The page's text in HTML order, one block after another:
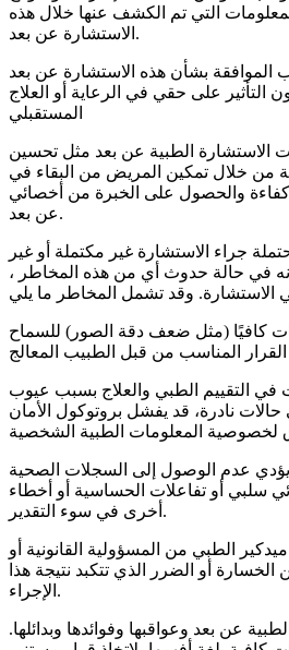
التي تم الكشف عنها خلال هذه
الاستشارة عن بعد.
بشأن هذه الاستشارة عن بعد
على حقي في الرعاية أو العلاج
المستقبلي
الاستشارة الطبية عن بعد مثل تحسين
من خلال تمكين المريض من البقاء في
كفاءة والحصول على الخبرة من أخصائي
عن بعد.
جراء الاستشارة غير مكتملة أو غير
في حالة حدوث أي من هذه المخاطر ،
كافيًا (مثل ضعف دقة الصور) للسماح
القرار المناسب من قبل الطبيب المعالج
التقييم الطبي والعلاج بسبب عيوب
حالات نادرة، قد يفشل بروتوكول الأمان
يؤدي عدم الوصول إلى السجلات الصحية
سلبي أو تفاعلات الحساسية أو أخطاء
أخرى في سوء التقدير.
الطبي من المسؤولية القانونية أو
الخسارة أو الضرر الذي تتكبد نتيجة هذا
الإجراء.
عن بعد وعواقبها وفوائدها وبدائلها.